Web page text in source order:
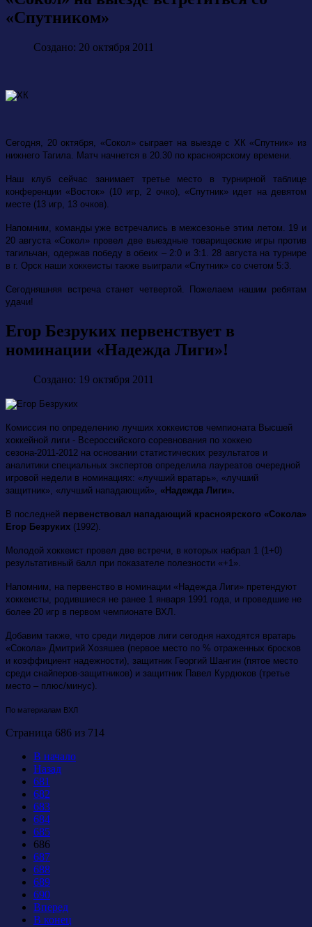
«Спутником»
Создано: 20 октября 2011
Сегодня, 20 октября, «Сокол» сыграет на выезде с ХК «Спутник» из
нижнего Тагила. Матч начнется в 20.30 по красноярскому времени.
Наш клуб сейчас занимает третье место в турнирной таблице
конференции «Восток» (10 игр, 2 очко), «Спутник» идет на девятом
месте (13 игр, 13 очков).
Напомним, команды уже встречались в межсезонье этим летом. 19 и
20 августа «Сокол» провел две выездные товарищеские игры против
тагильчан, одержав победу в обеих – 2:0 и 3:1. 28 августа на турнире
в г. Орск наши хоккеисты также выиграли «Спутник» со счетом 5:3.
Сегодняшняя встреча станет четвертой. Пожелаем нашим ребятам
удачи!
Егор Безруких первенствует в
номинации «Надежда Лиги»!
Создано: 19 октября 2011
Комиссия по определению лучших хоккеистов чемпионата Высшей
хоккейной лиги - Всероссийского соревнования по хоккею
сезона-2011-2012 на основании статистических результатов и
аналитики специальных экспертов определила лауреатов очередной
игровой недели в номинациях: «лучший вратарь», «лучший
защитник», «лучший нападающий», «Надежда Лиги».
В последней первенствовал нападающий красноярского «Сокола»
Егор Безруких (1992).
Молодой хоккеист провел две встречи, в которых набрал 1 (1+0)
результативный балл при показателе полезности «+1».
Напомним, на первенство в номинации «Надежда Лиги» претендуют
хоккеисты, родившиеся не ранее 1 января 1991 года, и проведшие не
более 20 игр в первом чемпионате ВХЛ.
Добавим также, что среди лидеров лиги сегодня находятся вратарь
«Сокола» Дмитрий Хозяшев (первое место по % отраженных бросков
и коэффициент надежности), защитник Георгий Шангин (пятое место
среди снайперов-защитников) и защитник Павел Курдюков (третье
место – плюс/минуc).
По материалам ВХЛ
Страница 686 из 714
В начало
Назад
681
682
683
684
685
686
687
688
689
690
Вперед
В конец